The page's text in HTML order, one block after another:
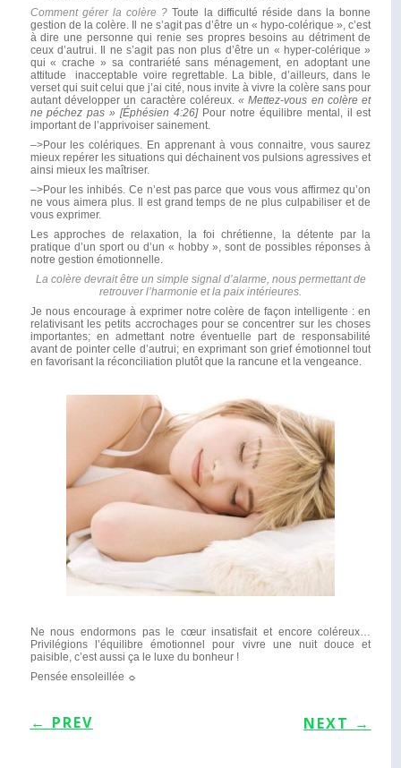
Comment gérer la colère ?Toute la difficulté réside dans la bonne
gestion de la colère. Il ne s’agit pas d’être un « hypo-colérique », c’est
à dire une personne qui renie ses propres besoins au détriment de
ceux d’autrui. Il ne s’agit pas non plus d’être un « hyper-colérique »
qui « crache » sa contrariété sans ménagement, en adoptant une
attitude inacceptable voire regrettable. La bible, d’ailleurs, dans le
verset qui suit celui que j’ai cité, nous invite à vivre la colère sans pour
autant développer un caractère coléreux.« Mettez-vous en colère et
ne péchez pas » [Éphésien 4:26]Pour notre équilibre mental, il est
important de l’apprivoiser sainement.
–>Pour les colériques. En apprenant à vous connaitre, vous saurez
mieux repérer les situations qui déchainent vos pulsions agressives et
ainsi mieux les maîtriser.
–>Pour les inhibés. Ce n’est pas parce que vous vous affirmez qu’on
ne vous aimera plus. Il est grand temps de ne plus culpabiliser et de
vous exprimer.
Les approches de relaxation, la foi chrétienne, la détente par la
pratique d’un sport ou d’un « hobby », sont de possibles réponses à
notre gestion émotionnelle.
La colère devrait être un simple signal d’alarme, nous permettant de
retrouver l’harmonie et la paix intérieures.
Je nous encourage à exprimer notre colère de façon intelligente : en
relativisant les petits accrochages pour se concentrer sur les choses
importantes; en admettant notre éventuelle part de responsabilité
avant de pointer celle d’autrui; en exprimant son grief émotionnel tout
en favorisant la réconciliation plutôt que la rancune et la vengeance.
Ne nous endormons pas le cœur insatisfait et encore coléreux…
Privilégions l’équilibre émotionnel pour vivre une nuit douce et
paisible, c’est aussi ça le luxe du bonheur !
Pensée ensoleillée ☼
← PREV NEXT →